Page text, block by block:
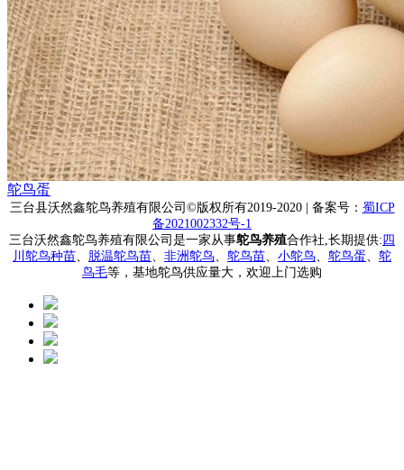
鸵鸟蛋
三台县沃然鑫鸵鸟养殖有限公司 ©版权所有2019-2020 | 备案号： 蜀ICP
备2021002332号-1
三台沃然鑫鸵鸟养殖有限公司是一家从事鸵鸟养殖合作社,长期提供: 四
川鸵鸟种苗、 脱温鸵鸟苗、 非洲鸵鸟、 鸵鸟苗、 小鸵鸟、 鸵鸟蛋、 鸵
鸟毛等，基地鸵鸟供应量大，欢迎上门选购